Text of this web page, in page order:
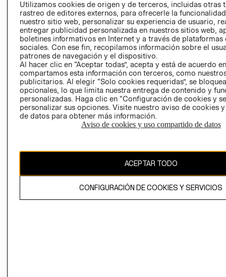
RELACIÓN CON
INVERSIONISTAS
POLÍTICA
EMPRESARIAL
- RETIRO EN
TIENDA
TÉRMINOS Y
CONDICIONES
AVISO DE
PRIVACIDAD
GIFT CARD
AVISO DE
COOKIES
CAMBIAR REGIÓN
Utilizamos cookies de origen y de terceros, incluidas otras
rastreo de editores externos, para ofrecerle la
nuestro sitio web, personalizar su experiencia de usuario,
entregar publicidad personalizada en nuestros sitios web,
boletines informativos en Internet y a través de plataformas
sociales. Con ese fin, recopilamos información sobre el
patrones de navegación y el dispositivo.
Al hacer clic en “Aceptar todas”, acepta y está de acuerdo
compartamos esta información con terceros, como
publicitarios. Al elegir “Solo cookies requeridas”, se
opcionales, lo que limita nuestra entrega de contenido y
personalizadas. Haga clic en “Configuración de cookies y
personalizar sus opciones. Visite nuestro aviso de cookies
de datos para obtener más información.
Aviso de cookies y uso compartido de datos
ACEPTAR TODO
CONFIGURACIÓN DE COOKIES Y SERVICIOS